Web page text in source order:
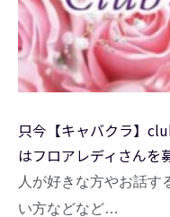
只今【キャバクラ】
はフロアレディさんを
人が好きな方やお話す
い方などなど…